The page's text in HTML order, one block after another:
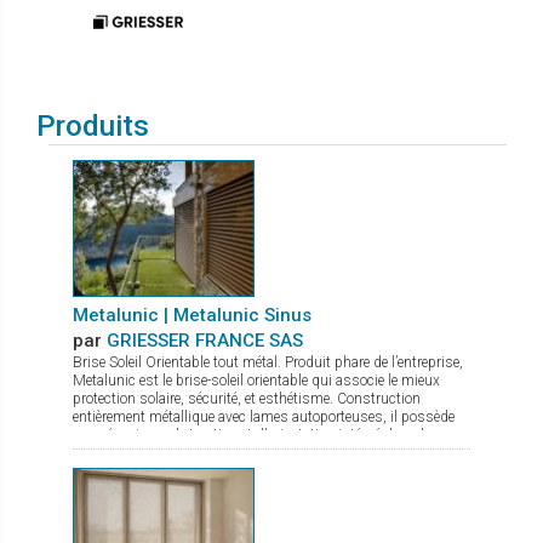
Produits
Metalunic | Metalunic Sinus
par GRIESSER FRANCE SAS
Brise Soleil Orientable tout métal. Produit phare de l’entreprise,
Metalunic est le brise-soleil orientable qui associe le mieux
protection solaire, sécurité, et esthétisme. Construction
entièrement métallique avec lames autoporteuses, il possède
un mécanisme de traction et d'orientation intégré dans les
coulisses (aucun assemblage dans le champ visuel)..
Metalunic a un design épuré, sans cordons visibles et
possède un moteur intelligent pour une fermeture douce et
silencieuse. Il dispose également d'un arrêt automatique en
cas d’obstacle, d'un dispositif anti-soulèvement avec blocage